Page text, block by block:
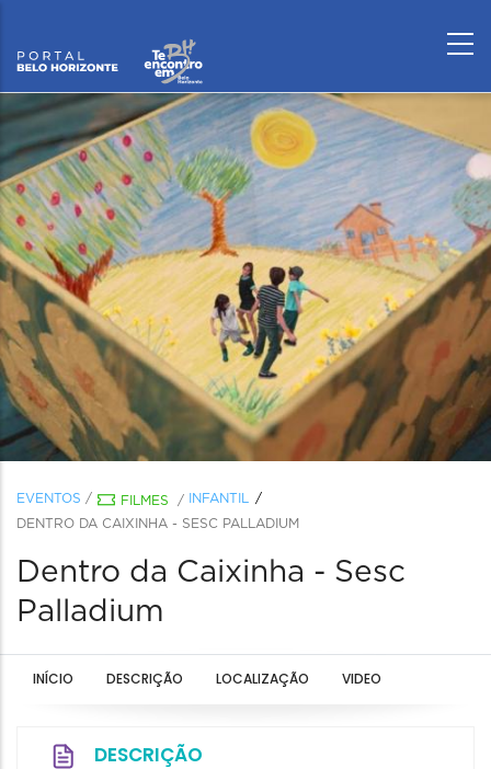
EVENTOS / FILMES /
INFANTIL
DENTRO DA CAIXINHA - SESC PALLADIUM
Dentro da Caixinha - Sesc
Palladium
INÍCIO DESCRIÇÃO LOCALIZAÇÃO VIDEO
DESCRIÇÃO